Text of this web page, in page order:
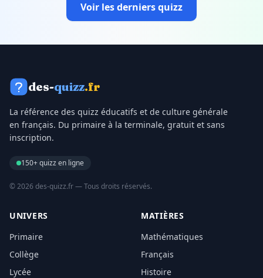
Voir les derniers quizz
des-quizz.fr
La référence des quizz éducatifs et de culture générale
en français. Du primaire à la terminale, gratuit et sans
inscription.
150+ quizz en ligne
© 2026 des-quizz.fr — Tous droits réservés.
UNIVERS
Primaire
Collège
Lycée
MATIÈRES
Mathématiques
Français
Histoire